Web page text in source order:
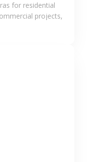
for residential
projects,